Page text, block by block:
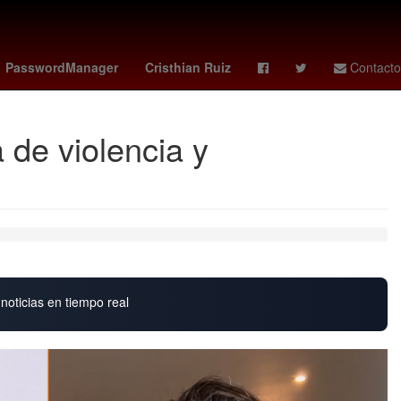
PasswordManager Cristhian Ruiz Contacto
10 de noviembre Ridley Scott Jorge Messi
de violencia y
en tiempo real